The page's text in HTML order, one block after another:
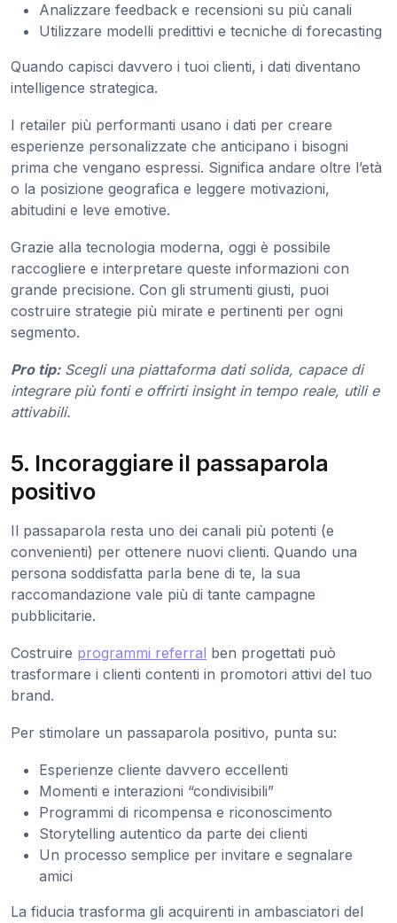
Analizzare feedback e recensioni su più canali
Utilizzare modelli predittivi e tecniche di forecasting
Quando capisci davvero i tuoi clienti, i dati diventano
intelligence strategica.
I retailer più performanti usano i dati per creare
esperienze personalizzate che anticipano i bisogni
prima che vengano espressi. Significa andare oltre l’età
o la posizione geografica e leggere motivazioni,
abitudini e leve emotive.
Grazie alla tecnologia moderna, oggi è possibile
raccogliere e interpretare queste informazioni con
grande precisione. Con gli strumenti giusti, puoi
costruire strategie più mirate e pertinenti per ogni
segmento.
Pro tip: Scegli una piattaforma dati solida, capace di
integrare più fonti e offrirti insight in tempo reale, utili e
attivabili.
5. Incoraggiare il passaparola
positivo
Il passaparola resta uno dei canali più potenti (e
convenienti) per ottenere nuovi clienti. Quando una
persona soddisfatta parla bene di te, la sua
raccomandazione vale più di tante campagne
pubblicitarie.
Costruire programmi referral ben progettati può
trasformare i clienti contenti in promotori attivi del tuo
brand.
Per stimolare un passaparola positivo, punta su:
Esperienze cliente davvero eccellenti
Momenti e interazioni “condivisibili”
Programmi di ricompensa e riconoscimento
Storytelling autentico da parte dei clienti
Un processo semplice per invitare e segnalare
amici
La fiducia trasforma gli acquirenti in ambasciatori del